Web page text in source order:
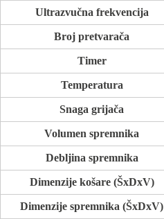
Ultrazvučna frekvencija
Broj pretvarača
Timer
Temperatura
Snaga grijača
Volumen spremnika
Debljina spremnika
Dimenzije košare (ŠxDxV)
Dimenzije spremnika (ŠxDxV)